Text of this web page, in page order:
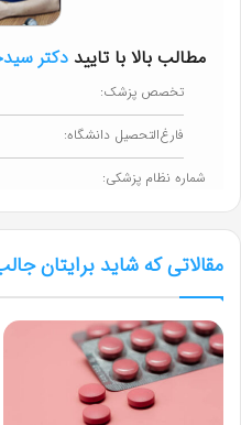
مطالب بالا با تایید دکتر
تخصص پزشک:
فارغ‌التحصیل دانشگاه:
شماره نظام پزشکی:
مقالاتی که شاید برایتان